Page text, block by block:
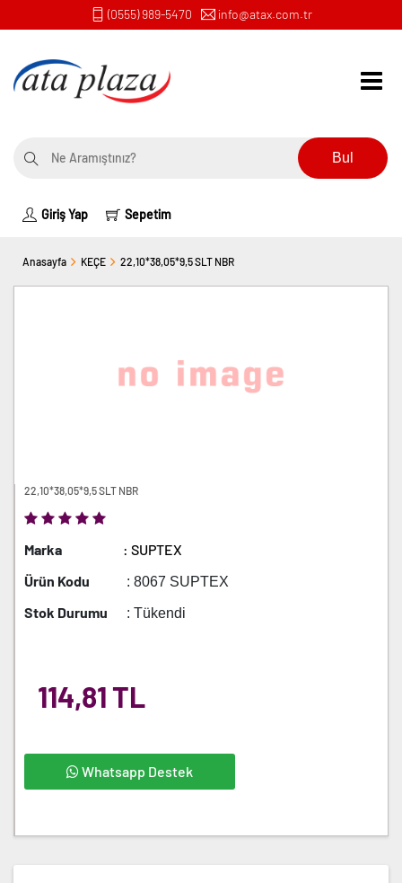
(0555) 989-5470 info@atax.com.tr
Bul
Giriş Yap Sepetim
Anasayfa KEÇE 22,10*38,05*9,5 SLT NBR
22,10*38,05*9,5 SLT NBR
Marka
: SUPTEX
Ürün Kodu
: 8067 SUPTEX
Stok Durumu : Tükendi
114,81 TL
Whatsapp Destek